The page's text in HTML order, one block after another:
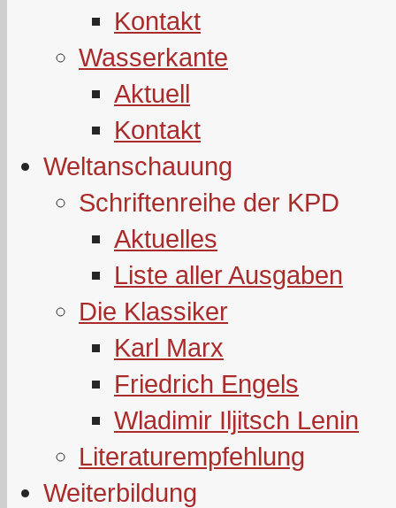
Kontakt
Wasserkante
Aktuell
Kontakt
Weltanschauung
Schriftenreihe der KPD
Aktuelles
Liste aller Ausgaben
Die Klassiker
Karl Marx
Friedrich Engels
Wladimir Iljitsch Lenin
Literaturempfehlung
Weiterbildung